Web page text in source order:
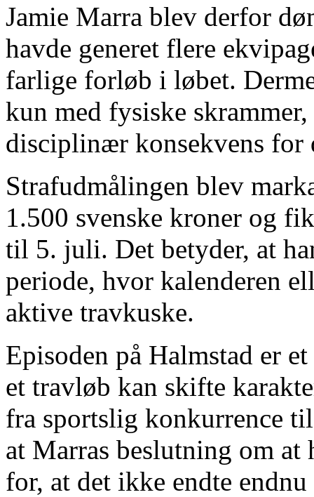
Jamie Marra blev derfor
havde generet flere
farlige forløb i løbet.
kun med fysiske
disciplinær konsekvens for
Strafudmålingen blev
1.500 svenske kroner og
til 5. juli. Det betyder, at
periode, hvor kalenderen
aktive travkuske.
Episoden på Halmstad er
et travløb kan skifte
fra sportslig konkurrence
at Marras beslutning om at
for, at det ikke endte